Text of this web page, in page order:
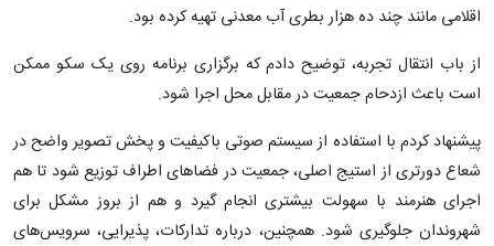
اقلامی مانند چند ده هزار بطری آب معدنی تهیه کرده بود.
از باب انتقال تجربه، توضیح دادم که برگزاری برنامه روی یک سکو ممکن
است باعث ازدحام جمعیت در مقابل محل اجرا شود.
پیشنهاد کردم با استفاده از سیستم صوتی باکیفیت و پخش تصویر واضح در
شعاع دورتری از استیج اصلی، جمعیت در فضاهای اطراف توزیع شود تا هم
اجرای هنرمند با سهولت بیشتری انجام گیرد و هم از بروز مشکل برای
شهروندان جلوگیری شود. همچنین، درباره تدارکات، پذیرایی، سرویس‌های